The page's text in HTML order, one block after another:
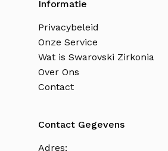
Informatie
Privacybeleid
Onze Service
Wat is Swarovski Zirkonia
Over Ons
Contact
Contact Gegevens
Adres: